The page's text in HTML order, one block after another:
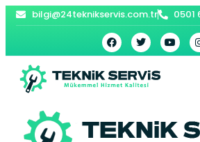
bilgi@24teknikservis.com.tr 0501